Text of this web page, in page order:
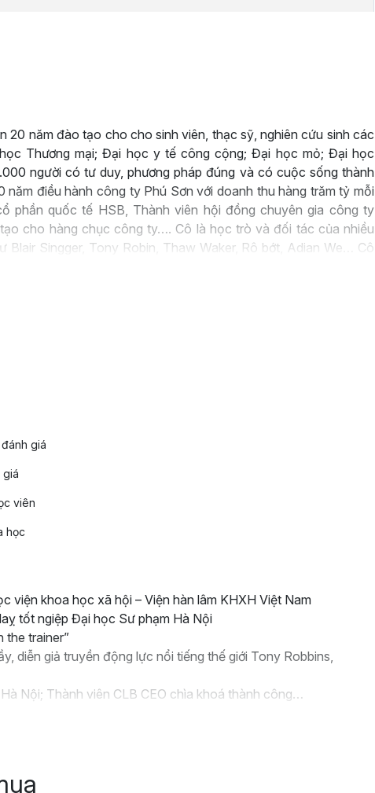
20 năm đào tạo cho cho sinh viên, thạc sỹ, nghiên cứu sinh các
Thương mại; Đại học y tế công cộng; Đại học mỏ; Đại học
người có tư duy, phương pháp đúng và có cuộc sống thành
năm điều hành công ty Phú Sơn với doanh thu hàng trăm tỷ mỗi
phần quốc tế HSB, Thành viên hội đồng chuyên gia công ty
cho hàng chục công ty…. Cô là học trò và đối tác của nhiều
Blair Singger, Tony Robin, Thaw Waker, Rô bớt, Adian We… Cô
như sách Quyền năng thuyết trình; Bản lĩnh nữ doanh nhân…
cách set up một phòng live chuyên nghiệp; có được bí kíp tăng
bí quyết giúp bạn tự tin livestream; trở thành người có kinh
đơn trên livestream; sở hữu được hệ sinh thái Livestream bán
đánh giá
giá
viên
học
viện khoa học xã hội – Viện hàn lâm KHXH Việt Nam
tốt ngiệp Đại học Sư phạm Hà Nội
the trainer”
diễn giả truyền động lực nổi tiếng thế giới Tony Robbins,
Nội; Thành viên CLB CEO chìa khoá thành công…